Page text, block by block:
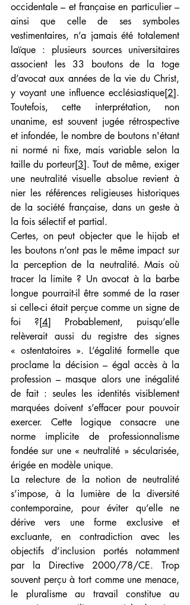
occidentale – et française en particulier –
ainsi que celle de ses symboles
vestimentaires, n’a jamais été totalement
laïque : plusieurs sources universitaires
associent les 33 boutons de la toge
d’avocat aux années de la vie du Christ,
y voyant une influence ecclésiastique[2].
Toutefois, cette interprétation, non
unanime, est souvent jugée rétrospective
et infondée, le nombre de boutons n'étant
ni normé ni fixe, mais variable selon la
taille du porteur[3]. Tout de même, exiger
une neutralité visuelle absolue revient à
nier les références religieuses historiques
de la société française, dans un geste à
la fois sélectif et partial.
Certes, on peut objecter que le hijab et
les boutons n’ont pas le même impact sur
la perception de la neutralité. Mais où
tracer la limite ? Un avocat à la barbe
longue pourrait-il être sommé de la raser
si celle-ci était perçue comme un signe de
foi ?[4] Probablement, puisqu’elle
relèverait aussi du registre des signes
« ostentatoires ». L’égalité formelle que
proclame la décision – égal accès à la
profession – masque alors une inégalité
de fait : seules les identités visiblement
marquées doivent s’effacer pour pouvoir
exercer. Cette logique consacre une
norme implicite de professionnalisme
fondée sur une « neutralité » sécularisée,
érigée en modèle unique.
La relecture de la notion de neutralité
s’impose, à la lumière de la diversité
contemporaine, pour éviter qu’elle ne
dérive vers une forme exclusive et
excluante, en contradiction avec les
objectifs d’inclusion portés notamment
par la Directive 2000/78/CE. Trop
souvent perçu à tort comme une menace,
le pluralisme au travail constitue au